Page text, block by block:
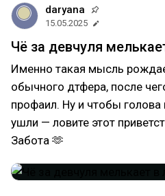
daryana
15.05.2025
Чё за девчуля
Именно такая мысль
обычного дтфера, после
профаил. Ну и чтобы голова
ушли — ловите этот
Забота 🫶